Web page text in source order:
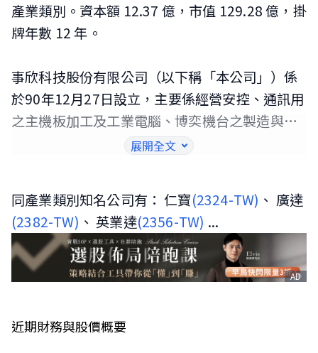
產業類別。資本額 12.37 億，市值 129.28 億，掛
牌年數 12 年。
事欣科技股份有限公司（以下稱「本公司」）係
於90年12月27日設立，主要係經營安控、通訊用
之主機板加工及工業電腦、博奕機台之製造與銷
售。本公司股票於98年12月經金融監督管理委員
櫃檯買賣，並於102年11月21日掛牌上市。
展開全文
同產業類別知名公司有： 仁寶(2324-TW) 、 廣達
(2382-TW) 、 英業達(2356-TW) ...
AD
近期財務與股價概要